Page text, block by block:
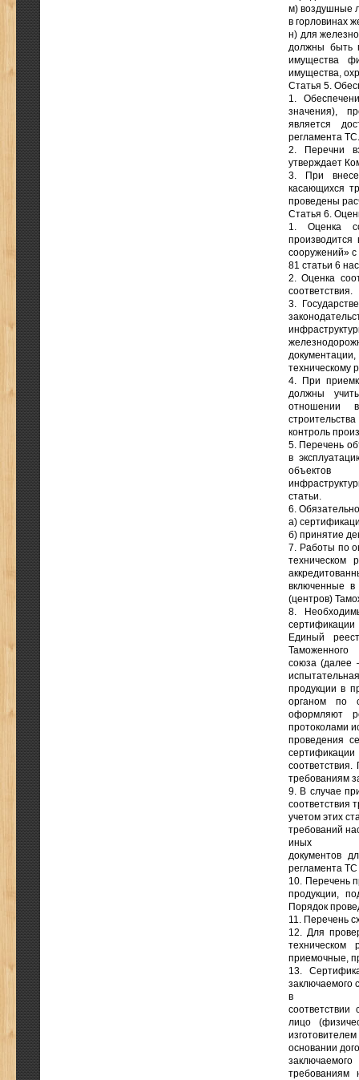
м) воздушные
в горловинах
н) для
должны быть
имущества
имущества,
Статья 5.
1.
значения),
является
регламента ТС.
2. Перечни
утверждает
3. При
касающихся
проведены
Статья 6.
1. Оценка
сооружений» с
81 статьи 6
2. Оценка
соответствия.
3.
техническому
4. При
должны
отношении
контроль
5. Перечень
в
объектов
статьи.
6.
а)
б) принятие
7. Работы по
техническом
включенные
(центров)
8.
Единый
Таможенного
союза (далее
продукции в
органом по
оформляют
протоколами
проведения
требованиям
9. В случае
соответствия
учетом этих
требований
иных
документов
регламента ТС
10. Перечень
продукции,
Порядок
11. Перечень
12. Для
техническом
приемочные,
13.
заключаемого
в
соответствии
лицо
основании
требованиям